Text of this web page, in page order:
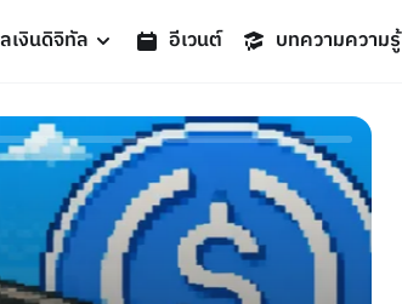
เงินดิจิทัล อีเวนต์ บทความความรู้